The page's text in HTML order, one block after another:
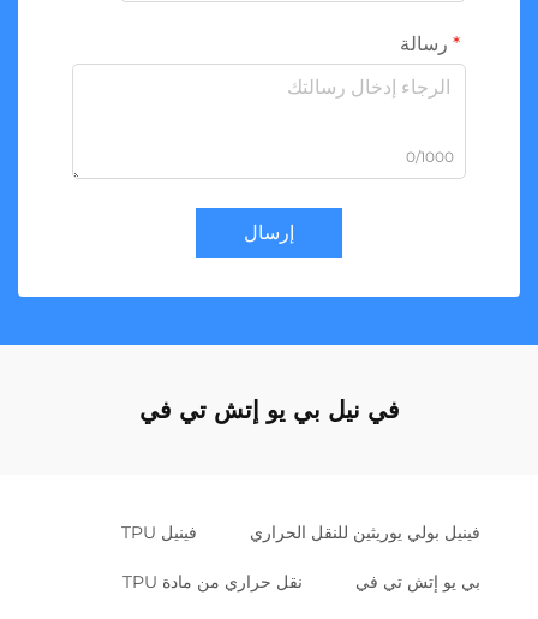
رسالة
0/1000
إرسال
في نيل بي يو إتش تي في
فينيل بولي يوريثين للنقل الحراري فينيل TPU
بي يو إتش تي في نقل حراري من مادة TPU